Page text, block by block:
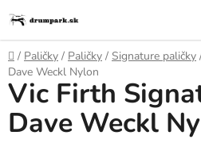
na
obsah
Domov
/ Paličky / Paličky / Signature paličky
Dave Weckl Nylon
Vic Firth
Dave Weckl